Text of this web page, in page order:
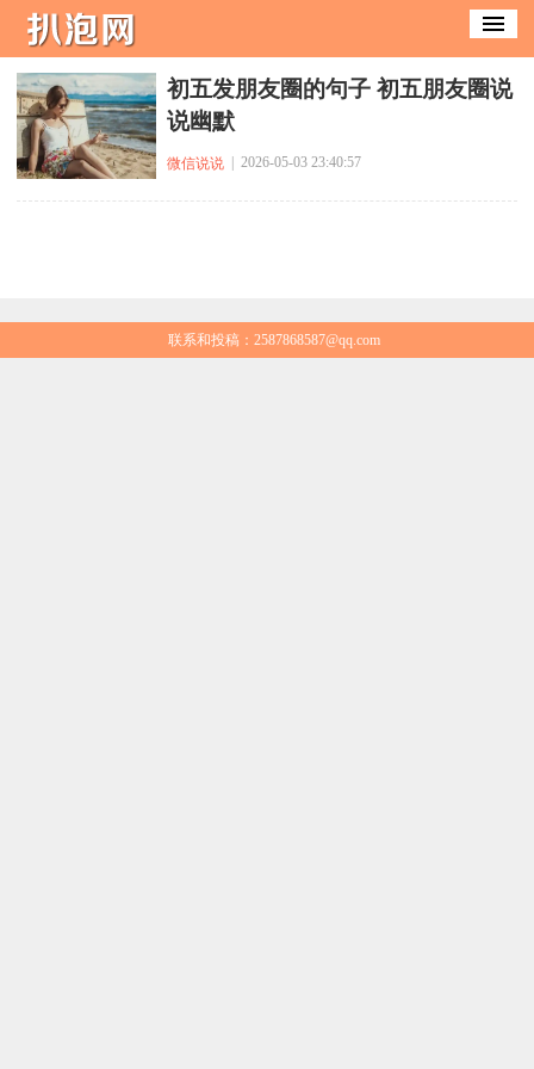
​初五发朋友圈的句子 初五朋友圈说
说幽默
微信说说 | 2026-05-03 23:40:57
联系和投稿：2587868587@qq.com